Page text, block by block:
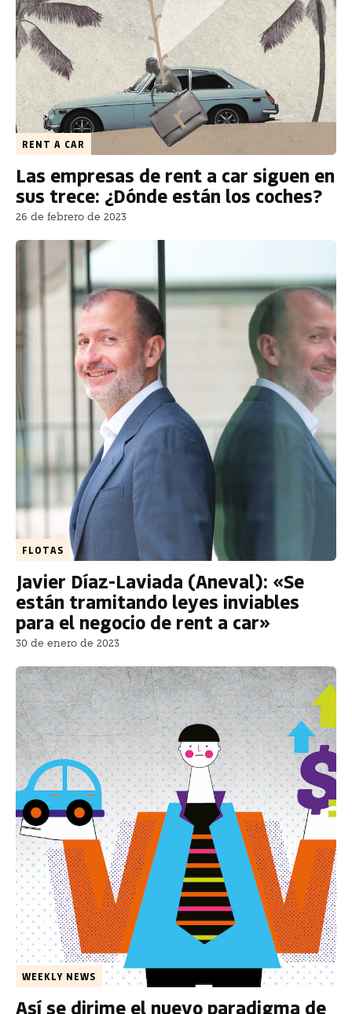
RENT A CAR
Las empresas de rent a car siguen en
sus trece: ¿Dónde están los coches?
26 de febrero de 2023
FLOTAS
Javier Díaz-Laviada (Aneval): «Se
están tramitando leyes inviables
para el negocio de rent a car»
30 de enero de 2023
WEEKLY NEWS
Así se dirime el nuevo paradigma de